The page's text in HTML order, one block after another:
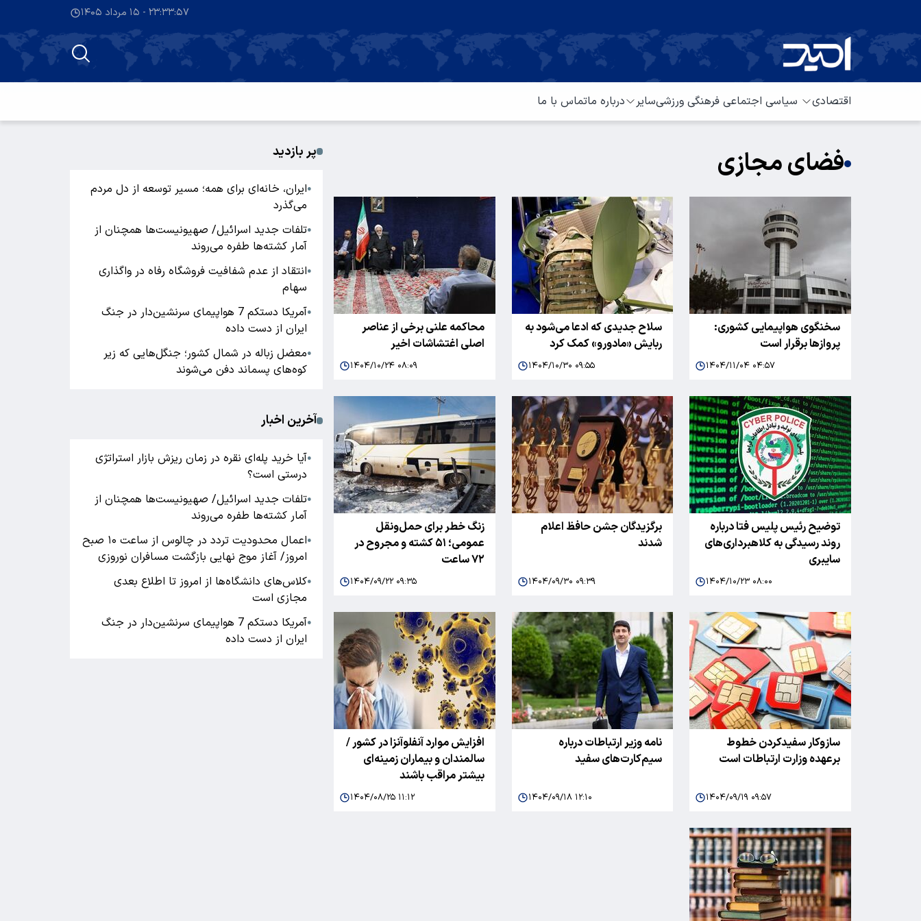
۲۳:۳۳:۵۷ - ۱۵ مرداد ۱۴۰۵
اقتصادی سیاسی اجتماعی فرهنگی ورزشیسایر درباره ماتماس با ما
فضای مجازی
سخنگوی هواپیمایی کشوری:
پروازها برقرار است
۱۴۰۴/۱۱/۰۴ ۰۴:۵۷
سلاح جدیدی که ادعا می‌شود به
ربایش «مادورو» کمک کرد
۱۴۰۴/۱۰/۳۰ ۰۹:۵۵
محاکمه علنی برخی از عناصر
اصلی اغتشاشات اخیر
۱۴۰۴/۱۰/۲۴ ۰۸:۰۹
توضیح رئیس پلیس فتا درباره
روند رسیدگی به کلاهبرداری‌های
سایبری
۱۴۰۴/۱۰/۲۳ ۰۸:۰۰
برگزیدگان جشن حافظ اعلام
شدند
۱۴۰۴/۰۹/۳۰ ۰۹:۳۹
زنگ خطر برای حمل‌ونقل
عمومی؛ ۵۱ کشته و مجروح در
۷۲ ساعت
۱۴۰۴/۰۹/۲۲ ۰۹:۳۵
سازوکار سفیدکردن خطوط
برعهده وزارت ارتباطات است
۱۴۰۴/۰۹/۱۹ ۰۹:۵۷
نامه وزیر ارتباطات درباره
سیم‌کارت‌های سفید
۱۴۰۴/۰۹/۱۸ ۱۲:۱۰
افزایش موارد آنفلوآنزا در کشور /
سالمندان و بیماران زمینه‌ای
بیشتر مراقب باشند
۱۴۰۴/۰۸/۲۵ ۱۱:۱۲
پر بازدید
●ایران، خانه‌ای برای همه؛ مسیر توسعه از دل مردم
می‌گذرد
●تلفات جدید اسرائیل/ صهیونیست‌ها همچنان از
آمار کشته‌ها طفره می‌روند
●انتقاد از عدم شفافیت فروشگاه رفاه در واگذاری
سهام
●
آمریکا دستکم 7 هواپیمای سرنشین‌دار در جنگ
ایران از دست داده
●معضل زباله در شمال کشور؛ جنگل‌هایی که زیر
کوه‌های پسماند دفن می‌شوند
آخرین اخبار
●آیا خرید پله‌ای نقره در زمان ریزش بازار استراتژی
درستی است؟
●تلفات جدید اسرائیل/ صهیونیست‌ها همچنان از
آمار کشته‌ها طفره می‌روند
●
اعمال محدودیت تردد در چالوس از ساعت ۱۰ صبح
امروز/ آغاز موج نهایی بازگشت مسافران نوروزی
●کلاس‌های دانشگاه‌ها از امروز تا اطلاع بعدی
مجازی است
●
آمریکا دستکم 7 هواپیمای سرنشین‌دار در جنگ
ایران از دست داده